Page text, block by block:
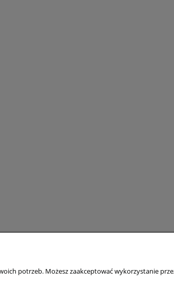
Zakup detaliczny
O nas
potrzeb. Możesz zaakceptować wykorzystanie